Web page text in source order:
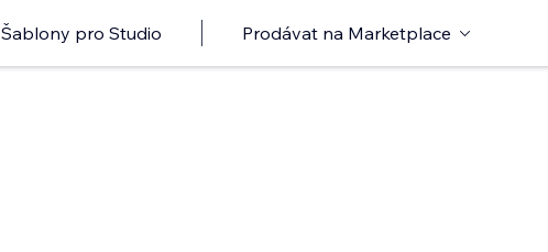
Šablony pro Studio Prodávat na Marketplace